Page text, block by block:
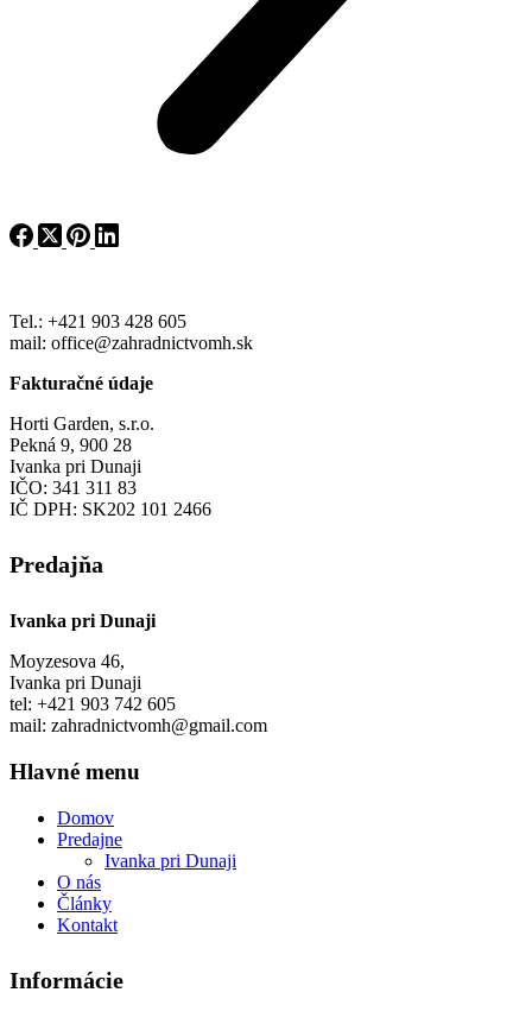
Tel.: +421 903 428 605
mail: office@zahradnictvomh.sk
Fakturačné údaje
Horti Garden, s.r.o.
Pekná 9, 900 28
Ivanka pri Dunaji
IČO: 341 311 83
IČ DPH: SK202 101 2466
Predajňa
Ivanka pri Dunaji
Moyzesova 46,
Ivanka pri Dunaji
tel: +421 903 742 605
mail: zahradnictvomh@gmail.com
Hlavné menu
Domov
Predajne
Ivanka pri Dunaji
O nás
Články
Kontakt
Informácie